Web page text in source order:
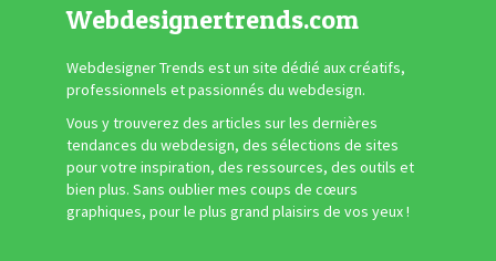
Webdesignertrends.com
Webdesigner Trends est un site dédié aux créatifs,
professionnels et passionnés du webdesign.
Vous y trouverez des articles sur les dernières
tendances du webdesign, des sélections de sites
pour votre inspiration, des ressources, des outils et
bien plus. Sans oublier mes coups de cœurs
graphiques, pour le plus grand plaisirs de vos yeux !